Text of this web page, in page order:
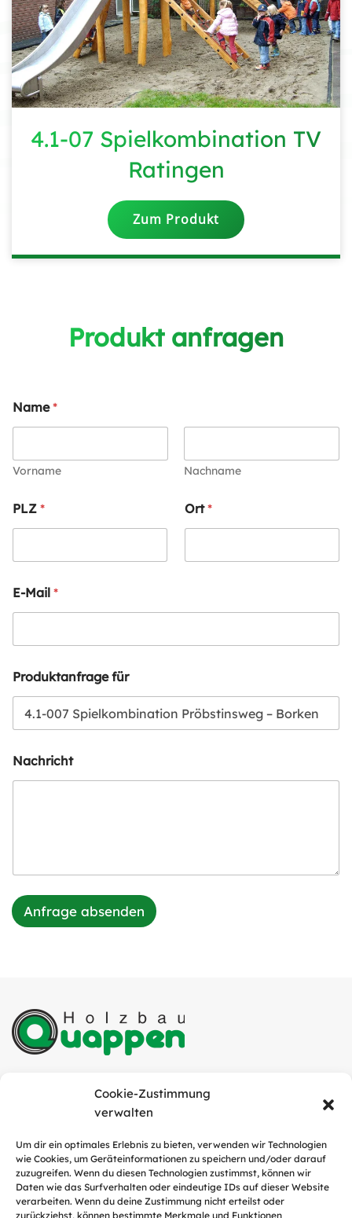
Cookie-Zustimmung
verwalten
Um dir ein optimales Erlebnis zu bieten, verwenden wir Technologien
wie Cookies, um Geräteinformationen zu speichern und/oder darauf
zuzugreifen. Wenn du diesen Technologien zustimmst, können wir
Daten wie das Surfverhalten oder eindeutige IDs auf dieser Website
verarbeiten. Wenn du deine Zustimmung nicht erteilst oder
zurückziehst, können bestimmte Merkmale und Funktionen
4.1-07 Spielkombination TV
Ratingen
Zum Produkt
Produkt anfragen
Name*
Vorname Nachname
PLZ * Ort*
E-Mail *
Produktanfrage für
Nachricht
Anfrage absenden
Tel.: 05952 / 9311-0
E-Mail: info@quappen-holzbau.de